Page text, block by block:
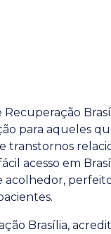
Recuperação
para aqueles
transtornos
acesso em
Brasília,